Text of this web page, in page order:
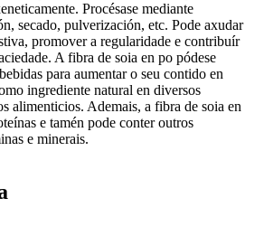
Procésase mediante
secado, pulverización, etc. Pode axudar
promover a regularidade e contribuír
A fibra de soia en po pódese
para aumentar o seu contido en
ingrediente natural en diversos
alimenticios. Ademais, a fibra de soia en
e tamén pode conter outros
e minerais.